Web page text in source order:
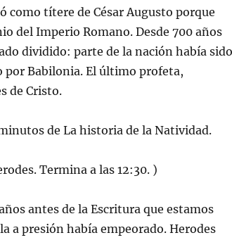
como títere de César Augusto porque
del Imperio Romano. Desde 700 años
dividido: parte de la nación había sido
por Babilonia. El último profeta,
de Cristo.
de La historia de la Natividad.
Termina a las 12:30. )
antes de la Escritura que estamos
a presión había empeorado. Herodes